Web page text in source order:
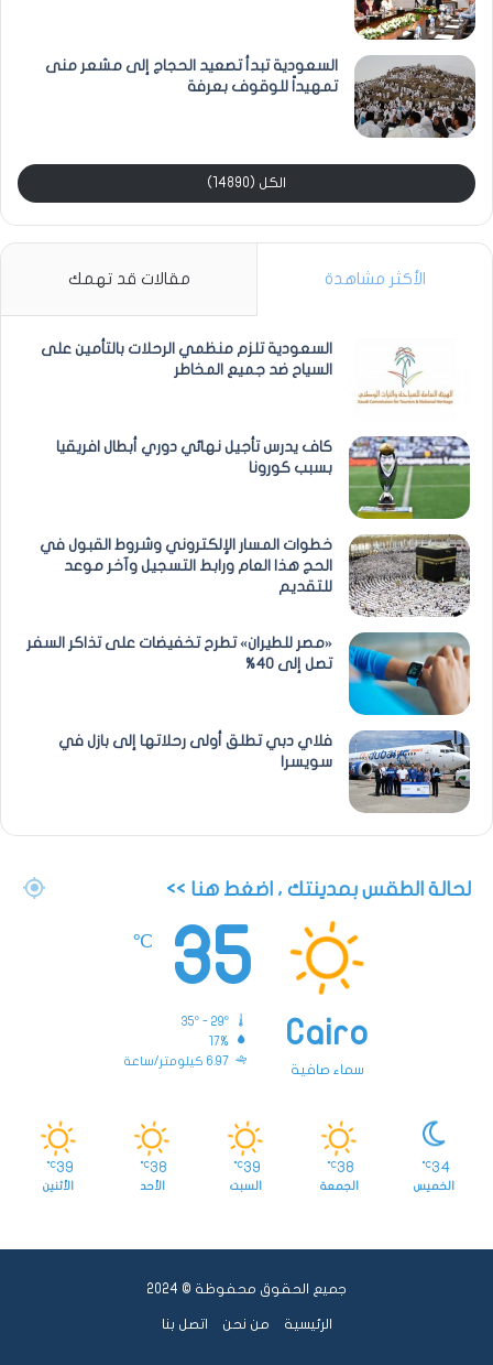
السعودية تبدأ تصعيد الحجاج إلى مشعر منى
تمهيداً للوقوف بعرفة
الكل (14890)
الأكثر مشاهدة مقالات قد تهمك
السعودية تلزم منظمي الرحلات بالتأمين على
السياح ضد جميع المخاطر
كاف يدرس تأجيل نهائي دوري أبطال افريقيا
بسبب كورونا
خطوات المسار الإلكتروني وشروط القبول في
الحج هذا العام ورابط التسجيل وآخر موعد
للتقديم
«مصر للطيران» تطرح تخفيضات على تذاكر السفر
تصل إلى 40%
فلاي دبي تطلق أولى رحلاتها إلى بازل في
سويسرا
لحالة الطقس بمدينتك ، اضغط هنا >>
Cairo
سماء صافية
35
℃
17%
6.97 كيلومتر/ساعة
34
℃
الخميس
38
℃
الجمعة
39
℃
السبت
38
℃
الأحد
39
℃
الأثنين
جميع الحقوق محفوظة © 2024
الرئيسية من نحن اتصل بنا